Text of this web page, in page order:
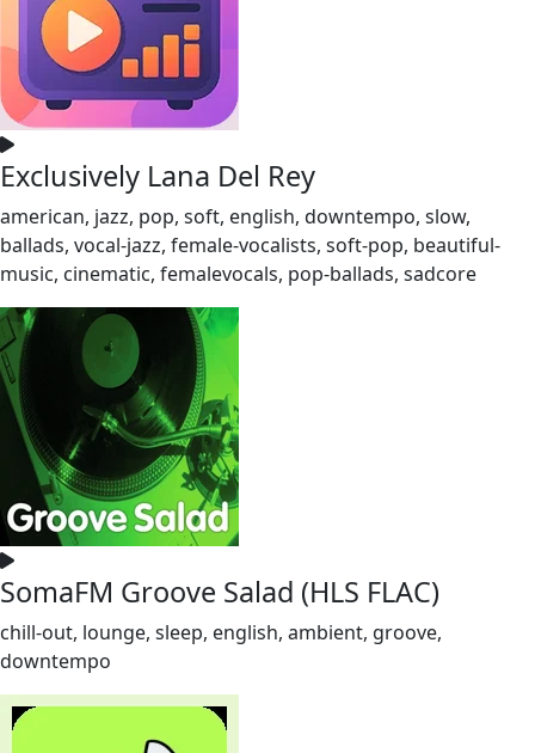
Exclusively Lana Del Rey
american, jazz, pop, soft, english, downtempo, slow,
ballads, vocal-jazz, female-vocalists, soft-pop, beautiful-
music, cinematic, femalevocals, pop-ballads, sadcore
SomaFM Groove Salad (HLS FLAC)
chill-out, lounge, sleep, english, ambient, groove,
downtempo